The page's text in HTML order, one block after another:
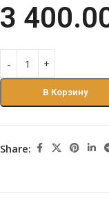
3
В Корзину
Share: